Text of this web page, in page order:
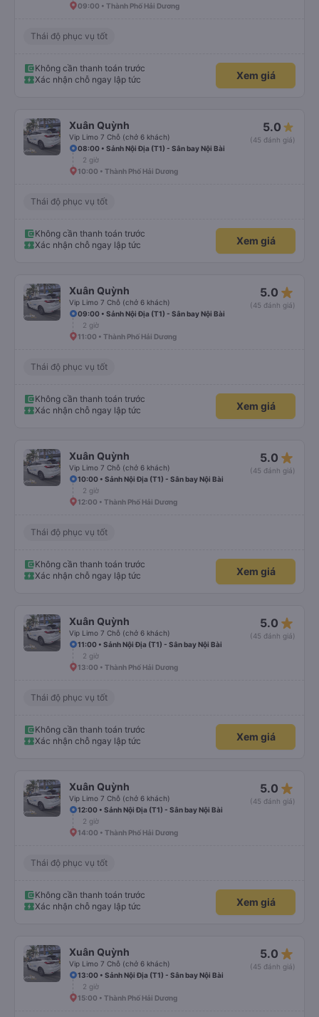
09:00 • Thành Phố Hải Dương
Thái độ phục vụ tốt
Không cần thanh toán trước
Xác nhận chỗ ngay lập tức
Xem giá
Xuân Quỳnh
Vip Limo 7 Chỗ (chở 6 khách)
5.0
(45 đánh giá)
08:00 • Sảnh Nội Địa (T1) - Sân bay Nội Bài
2 giờ
10:00 • Thành Phố Hải Dương
Thái độ phục vụ tốt
Không cần thanh toán trước
Xác nhận chỗ ngay lập tức
Xem giá
Xuân Quỳnh
Vip Limo 7 Chỗ (chở 6 khách)
5.0 star_rate
(45 đánh giá)
09:00 • Sảnh Nội Địa (T1) - Sân bay Nội Bài
2 giờ
11:00 • Thành Phố Hải Dương
Thái độ phục vụ tốt
Không cần thanh toán trước
Xác nhận chỗ ngay lập tức
Xem giá
Xuân Quỳnh
Vip Limo 7 Chỗ (chở 6 khách)
5.0 star_rate
(45 đánh giá)
10:00 • Sảnh Nội Địa (T1) - Sân bay Nội Bài
2 giờ
12:00 • Thành Phố Hải Dương
Thái độ phục vụ tốt
Không cần thanh toán trước
Xác nhận chỗ ngay lập tức
Xem giá
Xuân Quỳnh
Vip Limo 7 Chỗ (chở 6 khách)
5.0 star_rate
(45 đánh giá)
11:00 • Sảnh Nội Địa (T1) - Sân bay Nội Bài
2 giờ
13:00 • Thành Phố Hải Dương
Thái độ phục vụ tốt
Không cần thanh toán trước
Xác nhận chỗ ngay lập tức
Xem giá
Xuân Quỳnh
Vip Limo 7 Chỗ (chở 6 khách)
5.0 star_rate
(45 đánh giá)
12:00 • Sảnh Nội Địa (T1) - Sân bay Nội Bài
2 giờ
14:00 • Thành Phố Hải Dương
Thái độ phục vụ tốt
Không cần thanh toán trước
Xác nhận chỗ ngay lập tức
Xem giá
Xuân Quỳnh
Vip Limo 7 Chỗ (chở 6 khách)
5.0 star_rate
(45 đánh giá)
13:00 • Sảnh Nội Địa (T1) - Sân bay Nội Bài
2 giờ
15:00 • Thành Phố Hải Dương